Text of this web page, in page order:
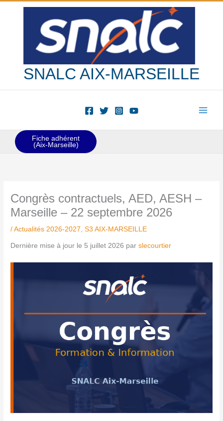
SNALC AIX-MARSEILLE
Fiche adhérent
(Aix-Marseille)
Congrès contractuels, AED, AESH –
Marseille – 22 septembre 2026
/Actualités 2026-2027 ,S3 AIX-MARSEILLE
Dernière mise à jour le 5 juillet 2026 parslecourtier